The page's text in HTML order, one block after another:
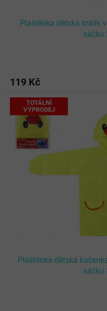
Pláštěnka dětská králík
sáčku
119 Kč
TOTÁLNÍ
VÝPRODEJ
Pláštěnka dětská
sáčku